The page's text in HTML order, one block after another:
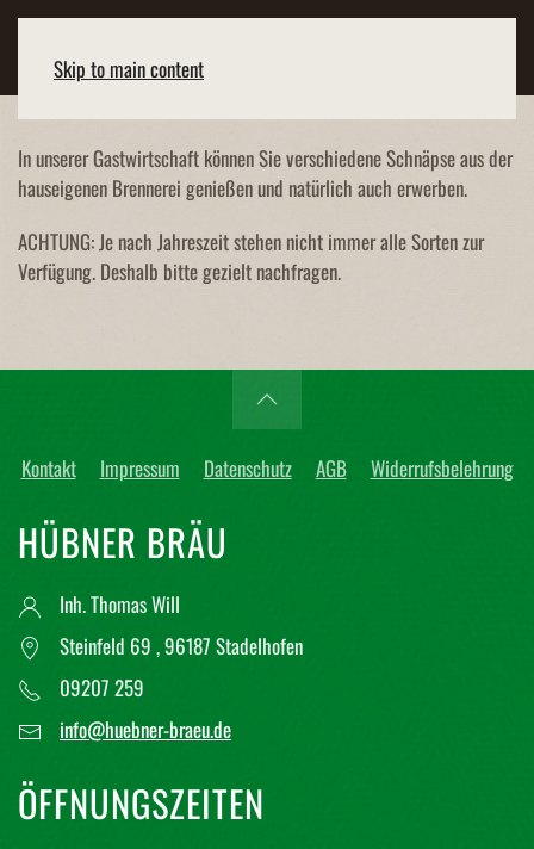
Skip to main content
In unserer Gastwirtschaft können Sie verschiedene Schnäpse aus der
hauseigenen Brennerei genießen und natürlich auch erwerben.
ACHTUNG: Je nach Jahreszeit stehen nicht immer alle Sorten zur
Verfügung. Deshalb bitte gezielt nachfragen.
Kontakt Impressum Datenschutz AGB Widerrufsbelehrung
HÜBNER BRÄU
Inh. Thomas Will
Steinfeld 69 , 96187 Stadelhofen
09207 259
info@huebner-braeu.de
ÖFFNUNGSZEITEN